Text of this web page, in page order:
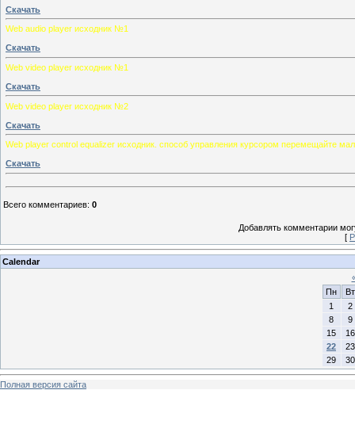
Скачать
Web audio player исходник №1
Скачать
Web video player исходник №1
Скачать
Web video player исходник №2
Скачать
Web player control equalizer исходник. способ управления курсором перемещайте
Скачать
Всего комментариев: 0
Добавлять комментарии
[
Calendar
Пн
Вт
1
2
8
9
15
16
22
23
29
30
Полная версия сайта